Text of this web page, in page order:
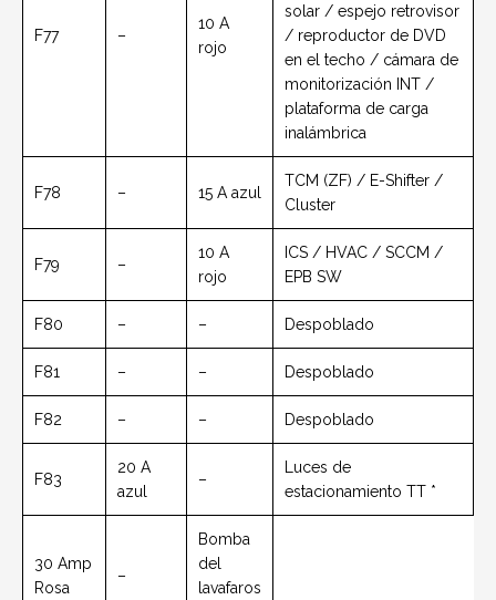
F77 –
10 A
rojo
solar / espejo retrovisor
/ reproductor de DVD
en el techo / cámara de
monitorización INT /
plataforma de carga
inalámbrica
F78 – 15 A azul
TCM (ZF) / E-Shifter /
Cluster
F79 –
10 A
rojo
ICS / HVAC / SCCM /
EPB SW
F80 – – Despoblado
F81 – – Despoblado
F82 – – Despoblado
F83
20 A
azul
–
Luces de
estacionamiento TT *
30 Amp
Rosa
–
Bomba
del
lavafaros